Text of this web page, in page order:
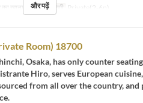
का खाना सीट की श्रेणी Private(2-6p)
और पढ़ें
Room) 18700
Osaka, has only counter
Hiro, serves European
from all over the country, and